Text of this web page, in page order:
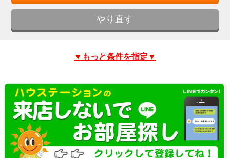
▼もっと条件を指定▼